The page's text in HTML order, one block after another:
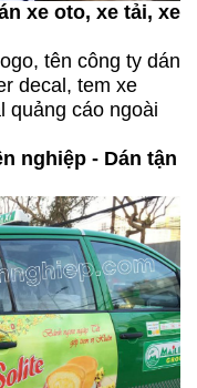
xe oto, xe tải, xe
tên công ty dán
decal, tem xe
quảng cáo ngoài
nghiệp - Dán tận